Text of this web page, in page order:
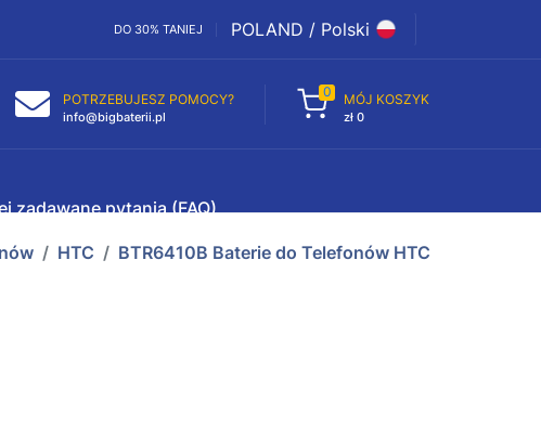
DO 30% TANIEJ POLAND / Polski
POTRZEBUJESZ POMOCY?
info@bigbaterii.pl
0 MÓJ KOSZYK
zł 0
zadawane pytania (FAQ)
HTC BTR6410B Baterie do Telefonów HTC